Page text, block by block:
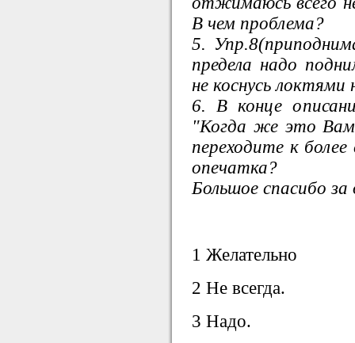
В чем проблема?
5.
предела надо
не коснусь локтями
6. В конце
"Когда же это
переходите к
опечатка?
Большое спасибо
1 Желательно
2 Не всегда.
3 Надо.